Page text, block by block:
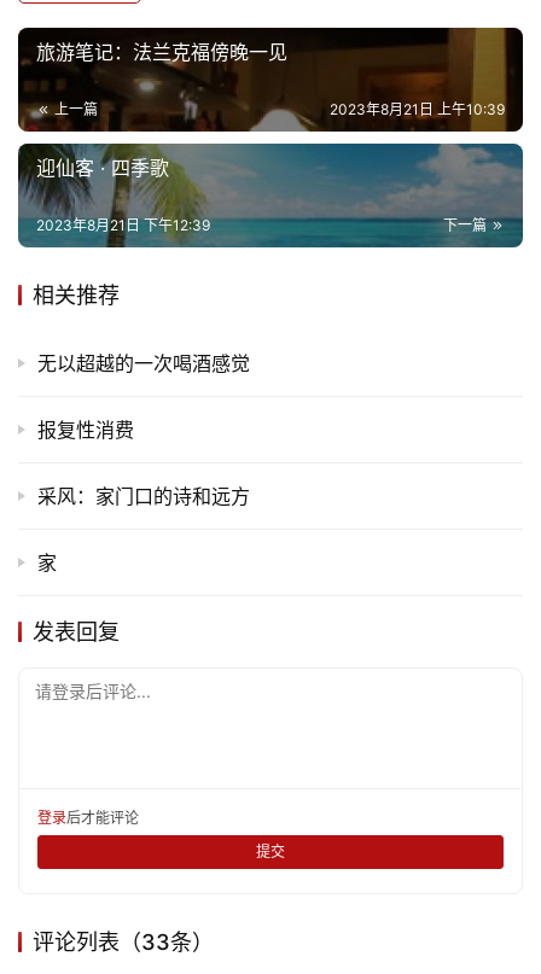
旅游笔记：法兰克福傍晚一见
上一篇 2023年8月21日 上午10:39
迎仙客 · 四季歌
下一篇
2023年8月21日 下午12:39
相关推荐
无以超越的一次喝酒感觉
报复性消费
采风：家门口的诗和远方
家
发表回复
请登录后评论...
登录后才能评论
提交
评论列表（33条）